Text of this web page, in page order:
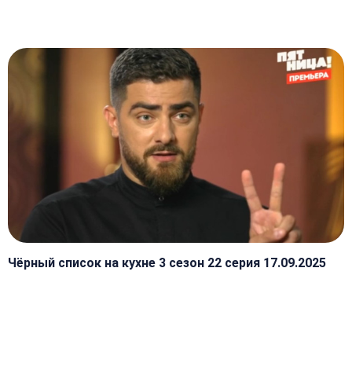
Чёрный список на кухне 3 сезон 22 серия 17.09.2025